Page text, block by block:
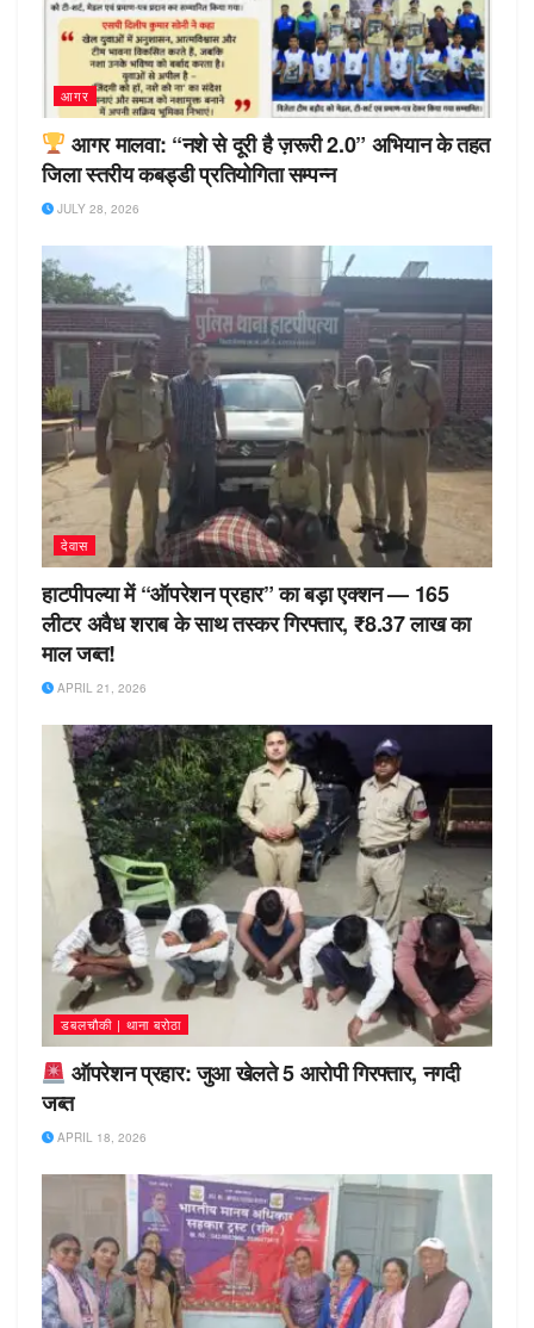
आगर
आगर मालवा: “नशे से दूरी है ज़रूरी 2.0” अभियान के तहत
जिला स्तरीय कबड्डी प्रतियोगिता सम्पन्न
JULY 28, 2026
देवास
हाटपीपल्या में “ऑपरेशन प्रहार” का बड़ा एक्शन — 165
लीटर अवैध शराब के साथ तस्कर गिरफ्तार, ₹8.37 लाख का
माल जब्त!
APRIL 21, 2026
डबलचौकी | थाना बरोठा
ऑपरेशन प्रहार: जुआ खेलते 5 आरोपी गिरफ्तार, नगदी
जब्त
APRIL 18, 2026